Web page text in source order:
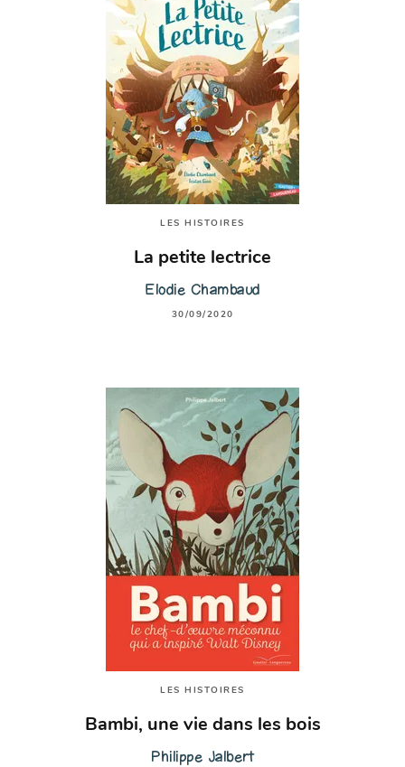
LES HISTOIRES
La petite lectrice
Elodie Chambaud
30/09/2020
LES HISTOIRES
Bambi, une vie dans les bois
Philippe Jalbert